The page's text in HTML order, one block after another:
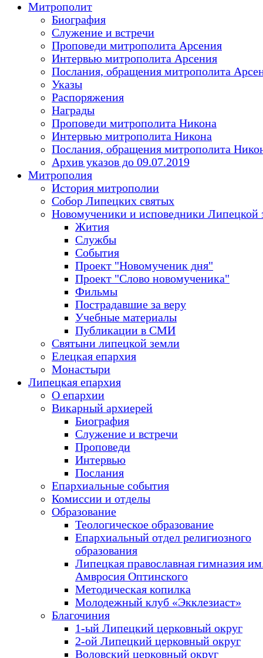
Митрополит
Биография
Служение и встречи
Проповеди митрополита Арсения
Интервью митрополита Арсения
Послания, обращения митрополита
Указы
Распоряжения
Награды
Проповеди митрополита Никона
Интервью митрополита Никона
Послания, обращения митрополита
Архив указов до 09.07.2019
Митрополия
История митрополии
Собор Липецких святых
Новомученики и исповедники Липецкой
Жития
Службы
События
Проект "Новомученик дня"
Проект "Слово новомученика"
Фильмы
Пострадавшие за веру
Учебные материалы
Публикации в СМИ
Святыни липецкой земли
Елецкая епархия
Монастыри
Липецкая епархия
О епархии
Викарный архиерей
Биография
Служение и встречи
Проповеди
Интервью
Послания
Епархиальные события
Комиссии и отделы
Образование
Теологическое образование
Епархиальный отдел религиозного
образования
Липецкая православная гимназия
Амвросия Оптинского
Методическая копилка
Молодежный клуб «Экклезиаст»
Благочиния
1-ый Липецкий церковный округ
2-ой Липецкий церковный округ
Воловский церковный округ